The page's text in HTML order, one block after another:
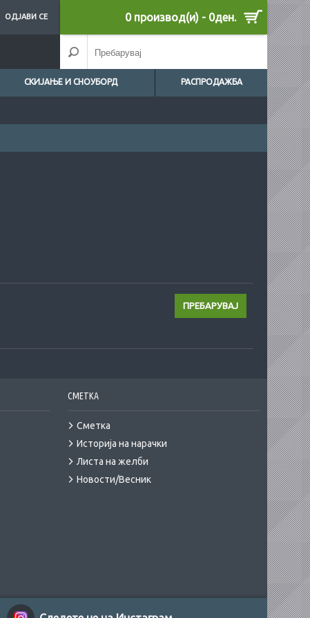
ОДЈАВИ СЕ 0 производ(и) - 0ден.
СКИЈАЊЕ И СНОУБОРД РАСПРОДАЖБА
СМЕТКА
Сметка
Историја на нарачки
Листа на желби
Новости/Весник